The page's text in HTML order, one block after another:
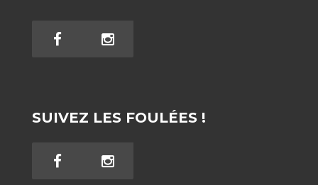
SUIVEZ LES FOULÉES !